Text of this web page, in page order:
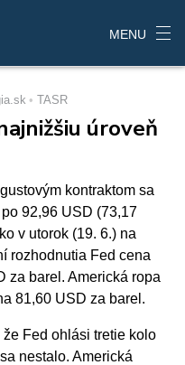
MENU
TASR
úroveň
kontraktom sa
92,96 USD (73,17
v utorok (19. 6.) na
rozhodnutia Fed cena
za barel. Americká ropa
81,60 USD za barel.
Fed ohlási tretie kolo
nestalo. Americká